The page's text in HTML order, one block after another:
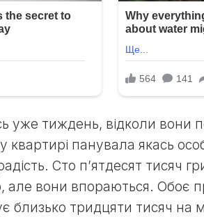
уже тиждень, відколи вони
квартирі панувала якась
Сто п’ятдесят тисяч
але вони впораються. Обоє
близько тридцяти тисяч на